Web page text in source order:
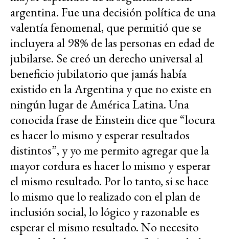
argentina. Fue una decisión política de una
valentía fenomenal, que permitió que se
incluyera al 98% de las personas en edad de
jubilarse. Se creó un derecho universal al
beneficio jubilatorio que jamás había
existido en la Argentina y que no existe en
ningún lugar de América Latina. Una
conocida frase de Einstein dice que “locura
es hacer lo mismo y esperar resultados
distintos”, y yo me permito agregar que la
mayor cordura es hacer lo mismo y esperar
el mismo resultado. Por lo tanto, si se hace
lo mismo que lo realizado con el plan de
inclusión social, lo lógico y razonable es
esperar el mismo resultado. No necesito